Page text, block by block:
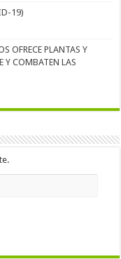
19)
OFRECE PLANTAS Y
Y COMBATEN LAS